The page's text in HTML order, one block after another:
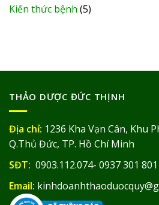
Kiến thức bệnh (5)
THẢO DƯỢC ĐỨC THỊNH
Địa chỉ: 1236 Kha Vạn Cân, Khu
Q.Thủ Đức, TP. Hồ Chí Minh
SĐT: 0903.112.074- 0937 301 801
Email: